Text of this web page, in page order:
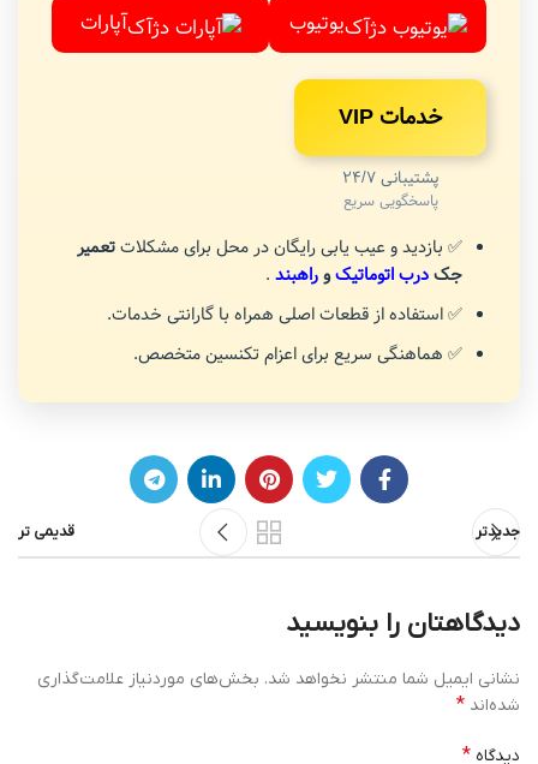
یوتیوب آپارات
خدمات VIP
پشتیبانی 24/7
پاسخگویی سریع
✅ بازدید و عیب یابی رایگان در محل برای مشکلاتتعمیر
جکدرب اتوماتیکوراهبند .
✅ استفاده از قطعات اصلی همراه با گارانتی خدمات.
✅ هماهنگی سریع برای اعزام تکنسین متخصص.
جدیدتر قدیمی تر
دیدگاهتان را بنویسید
نشانی ایمیل شما منتشر نخواهد شد. بخش‌های موردنیاز علامت‌گذاری
شده‌اند *
دیدگاه *